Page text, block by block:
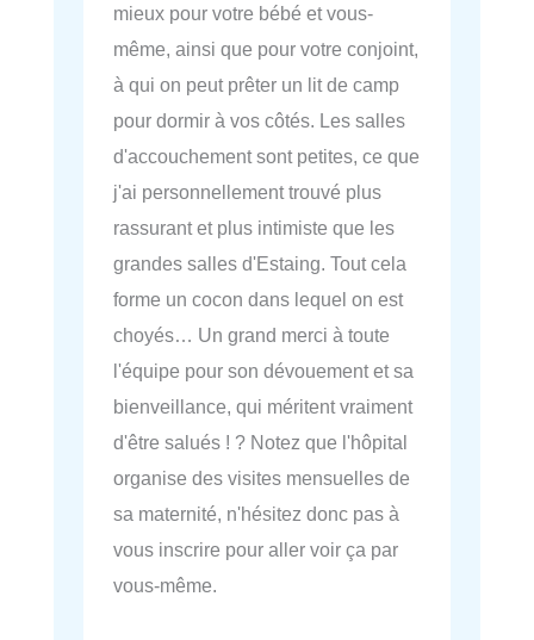
mieux pour votre bébé et vous-
même, ainsi que pour votre conjoint,
à qui on peut prêter un lit de camp
pour dormir à vos côtés. Les salles
d'accouchement sont petites, ce que
j'ai personnellement trouvé plus
rassurant et plus intimiste que les
grandes salles d'Estaing. Tout cela
forme un cocon dans lequel on est
choyés… Un grand merci à toute
l'équipe pour son dévouement et sa
bienveillance, qui méritent vraiment
d'être salués ! ? Notez que l'hôpital
organise des visites mensuelles de
sa maternité, n'hésitez donc pas à
vous inscrire pour aller voir ça par
vous-même.